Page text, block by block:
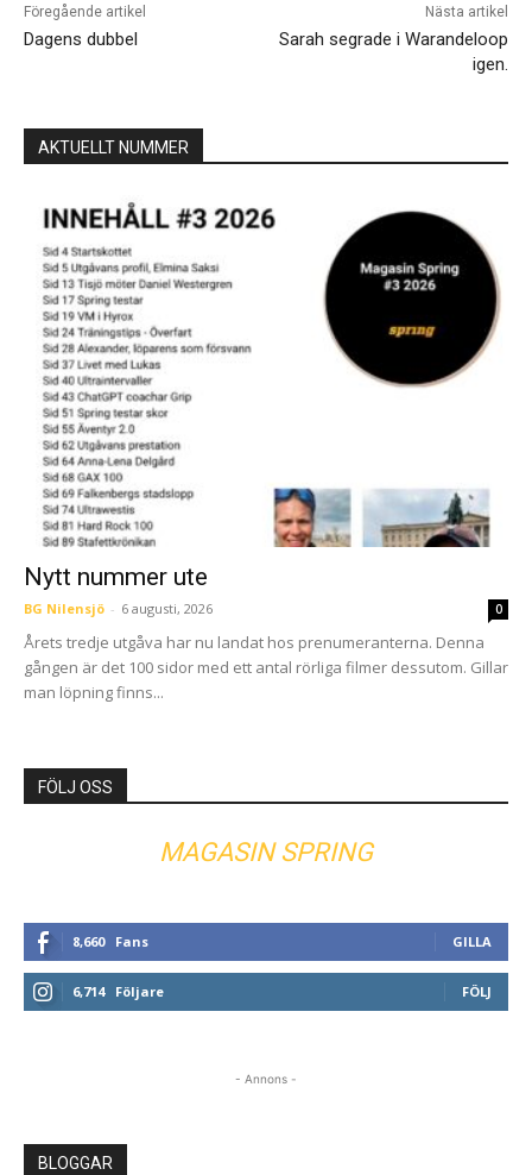
Föregående artikel
Dagens dubbel
Nästa artikel
Sarah segrade i Warandeloop
igen.
AKTUELLT NUMMER
Nytt nummer ute
BG Nilensjö - 6 augusti, 2026 0
Årets tredje utgåva har nu landat hos prenumeranterna. Denna
gången är det 100 sidor med ett antal rörliga filmer dessutom. Gillar
man löpning finns...
FÖLJ OSS
MAGASIN SPRING
8,660 Fans GILLA
6,714 Följare FÖLJ
- Annons -
BLOGGAR